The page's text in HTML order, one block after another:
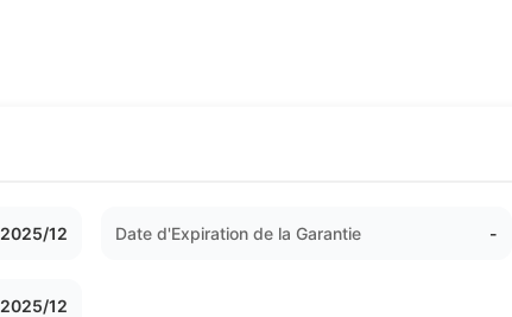
2025/12 Date d'Expiration de la Garantie -
2025/12